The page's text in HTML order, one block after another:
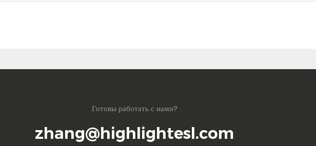
Готовы работать с нами?
zhang@highlightesl.com